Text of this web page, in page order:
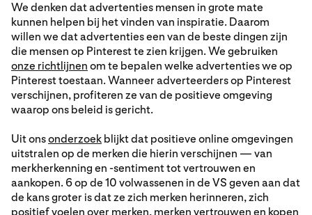
We denken dat advertenties mensen in grote mate
kunnen helpen bij het vinden van inspiratie. Daarom
willen we dat advertenties een van de beste dingen zijn
die mensen op Pinterest te zien krijgen. We gebruiken
onze richtlijnen om te bepalen welke advertenties we op
Pinterest toestaan. Wanneer adverteerders op Pinterest
verschijnen, profiteren ze van de positieve omgeving
waarop ons beleid is gericht.
Uit onsonderzoek blijkt dat positieve online omgevingen
uitstralen op de merken die hierin verschijnen — van
merkherkenning en -sentiment tot vertrouwen en
aankopen. 6 op de 10 volwassenen in de VS geven aan dat
de kans groter is dat ze zich merken herinneren, zich
positief voelen over merken, merken vertrouwen en kopen